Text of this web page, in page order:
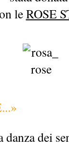
leROSE
danza dei